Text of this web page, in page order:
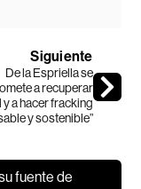
Siguiente
De la Espriella se
a recuperar
a hacer fracking
y sostenible”
fuente de